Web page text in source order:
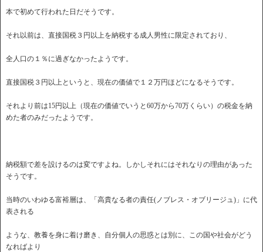
本で初めて行われた日だそうです。
それ以前は、直接国税３円以上を納税する成人男性に限定されており、
全人口の１％に過ぎなかったようです。
直接国税３円以上というと、現在の価値で１２万円ほどになるそうです。
それより前は15円以上（現在の価値でいうと60万から70万くらい）の税金を納
めた者のみだったようです。
納税額で差を設けるのは変ですよね。しかしそれにはそれなりの理由があった
そうです。
当時のいわゆる富裕層は、「高貴なる者の責任(ノブレス・オブリージュ)」に代
表される
ような、教養を身に着け磨き、自分個人の思惑とは別に、この国や社会がどう
なればより